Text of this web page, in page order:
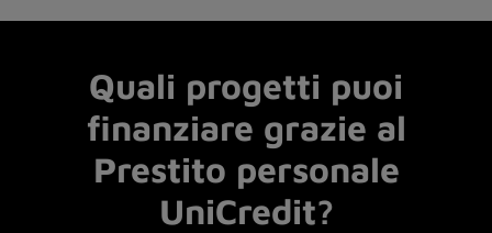
Quali progetti puoi
finanziare grazie al
Prestito personale
UniCredit?